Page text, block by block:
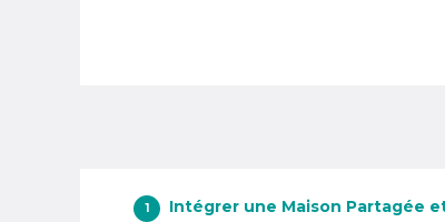
1
Intégrer une Maison Partagée